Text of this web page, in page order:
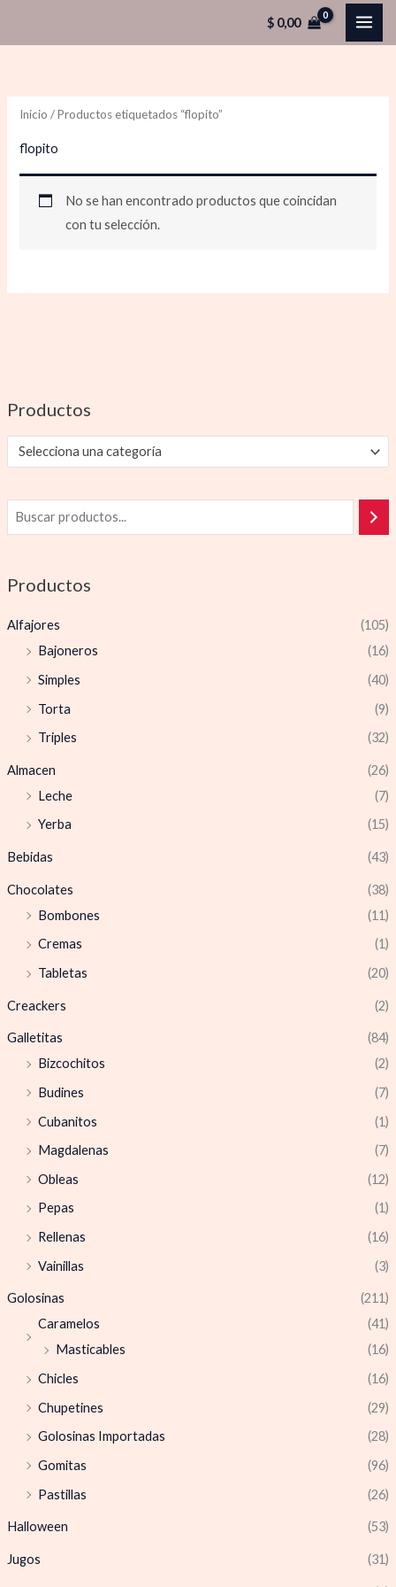
$0,00
Productos
Selecciona una categoría
Productos
Alfajores
(105)
Bajoneros
(16)
Simples
(40)
Torta
(9)
Triples
(32)
Almacen
(26)
Leche
(7)
Yerba
(15)
Bebidas (43)
Chocolates
(38)
Bombones
(11)
Cremas
(1)
Tabletas
(20)
Creackers (2)
Galletitas
(84)
Bizcochitos
(2)
Budines
(7)
Cubanitos
(1)
Magdalenas
(7)
Obleas
(12)
Pepas
(1)
Rellenas
(16)
Vainillas
(3)
Golosinas
(211)
Caramelos
(41)
Masticables
(16)
Chicles
(16)
Chupetines
(29)
Golosinas Importadas
(28)
Gomitas
(96)
Pastillas
(26)
Halloween (53)
Jugos (31)
Inicio / Productos etiquetados “flopito”
flopito
No se han encontrado productos que coincidan
con tu selección.